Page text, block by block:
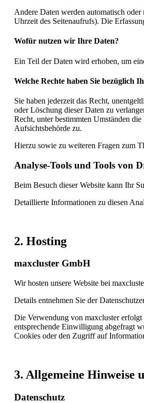
Andere Daten werden automatisch
Uhrzeit des Seitenaufrufs). Die
Wofür nutzen wir Ihre Daten?
Ein Teil der Daten wird erhoben, um
Welche Rechte haben Sie bezüglich
Sie haben jederzeit das Recht,
oder Löschung dieser Daten zu
Recht, unter bestimmten Umständen
Aufsichtsbehörde zu.
Hierzu sowie zu weiteren Fragen zum
Analyse-Tools und Tools von
Beim Besuch dieser Website kann Ihr
Detaillierte Informationen zu diesen
2. Hosting
maxcluster GmbH
Wir hosten unsere Website bei
Details entnehmen Sie der
Die Verwendung von maxcluster
entsprechende Einwilligung abgefragt
Cookies oder den Zugriff auf
3. Allgemeine Hinweise
Datenschutz